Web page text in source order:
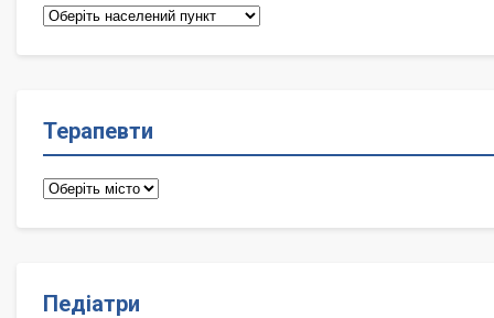
Сімейні
Терапевти
Терапевти
Педіатри